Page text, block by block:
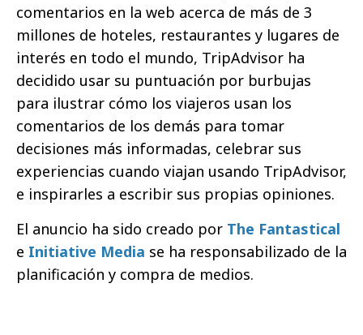
comentarios en la web acerca de más de 3
millones de hoteles, restaurantes y lugares de
interés en todo el mundo, TripAdvisor ha
decidido usar su puntuación por burbujas
para ilustrar cómo los viajeros usan los
comentarios de los demás para tomar
decisiones más informadas, celebrar sus
experiencias cuando viajan usando TripAdvisor,
e inspirarles a escribir sus propias opiniones.
El anuncio ha sido creado por The Fantastical
e Initiative Media se ha responsabilizado de la
planificación y compra de medios.